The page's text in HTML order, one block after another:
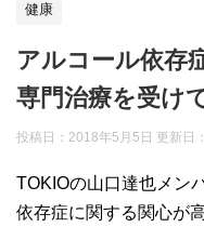
健康
アルコール依存
専門治療を受け
投稿日：2018年5月5日 更新日：
TOKIOの山口達也メン
依存症に関する関心が